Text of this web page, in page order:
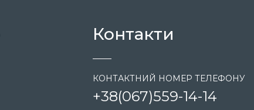
Контакти
КОНТАКТНИЙ НОМЕР ТЕЛЕФОНУ
+38(067)559-14-14